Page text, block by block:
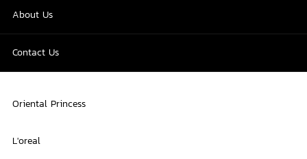
About Us
Contact Us
Oriental Princess
L'oreal